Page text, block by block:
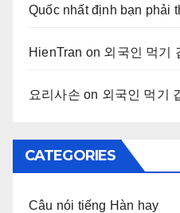
Quốc nhất định bạn phải
HienTran on 외국인 먹기
요리사손 on 외국인 먹기
CATEGORIES
Câu nói tiếng Hàn hay